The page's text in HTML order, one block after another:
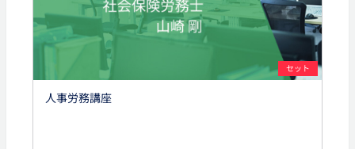
セット
人事労務講座